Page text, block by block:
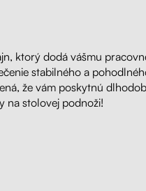
ktorý dodá vášmu
stabilného a
že vám poskytnú
na stolovej podnoži!